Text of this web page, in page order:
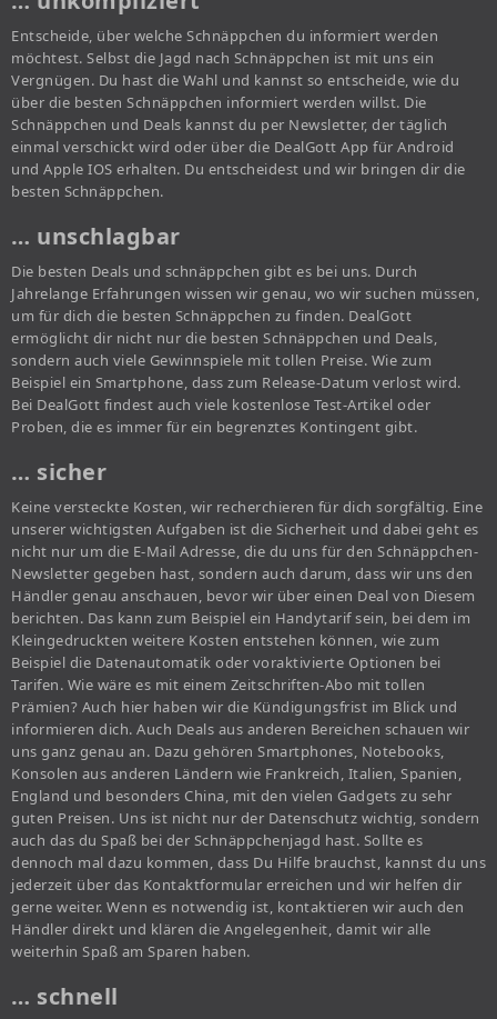
Entscheide, über welche Schnäppchen du informiert werden
möchtest. Selbst die Jagd nach Schnäppchen ist mit uns ein
Vergnügen. Du hast die Wahl und kannst so entscheide, wie du
über die besten Schnäppchen informiert werden willst. Die
Schnäppchen und Deals kannst du per Newsletter, der täglich
einmal verschickt wird oder über die DealGott App für Android
und Apple IOS erhalten. Du entscheidest und wir bringen dir die
besten Schnäppchen.
… unschlagbar
Die besten Deals und schnäppchen gibt es bei uns. Durch
Jahrelange Erfahrungen wissen wir genau, wo wir suchen müssen,
um für dich die besten Schnäppchen zu finden. DealGott
ermöglicht dir nicht nur die besten Schnäppchen und Deals,
sondern auch viele Gewinnspiele mit tollen Preise. Wie zum
Beispiel ein Smartphone, dass zum Release-Datum verlost wird.
Bei DealGott findest auch viele kostenlose Test-Artikel oder
Proben, die es immer für ein begrenztes Kontingent gibt.
… sicher
Keine versteckte Kosten, wir recherchieren für dich sorgfältig. Eine
unserer wichtigsten Aufgaben ist die Sicherheit und dabei geht es
nicht nur um die E-Mail Adresse, die du uns für den Schnäppchen-
Newsletter gegeben hast, sondern auch darum, dass wir uns den
Händler genau anschauen, bevor wir über einen Deal von Diesem
berichten. Das kann zum Beispiel ein Handytarif sein, bei dem im
Kleingedruckten weitere Kosten entstehen können, wie zum
Beispiel die Datenautomatik oder voraktivierte Optionen bei
Tarifen. Wie wäre es mit einem Zeitschriften-Abo mit tollen
Prämien? Auch hier haben wir die Kündigungsfrist im Blick und
informieren dich. Auch Deals aus anderen Bereichen schauen wir
uns ganz genau an. Dazu gehören Smartphones, Notebooks,
Konsolen aus anderen Ländern wie Frankreich, Italien, Spanien,
England und besonders China, mit den vielen Gadgets zu sehr
guten Preisen. Uns ist nicht nur der Datenschutz wichtig, sondern
auch das du Spaß bei der Schnäppchenjagd hast. Sollte es
dennoch mal dazu kommen, dass Du Hilfe brauchst, kannst du uns
jederzeit über das Kontaktformular erreichen und wir helfen dir
gerne weiter. Wenn es notwendig ist, kontaktieren wir auch den
Händler direkt und klären die Angelegenheit, damit wir alle
weiterhin Spaß am Sparen haben.
… schnell